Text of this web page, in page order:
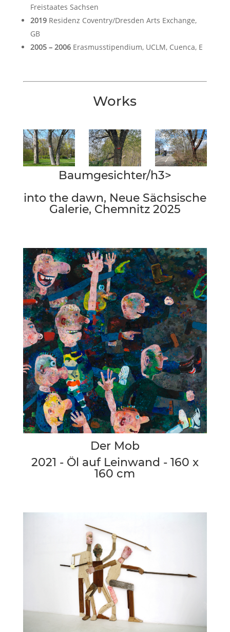
Freistaates Sachsen
2019Residenz Coventry/Dresden Arts Exchange,
GB
2005 – 2006Erasmusstipendium, UCLM, Cuenca, E
Works
Baumgesichter/h3>
into the dawn, Neue Sächsische
Galerie, Chemnitz 2025
Der Mob
2021 - Öl auf Leinwand - 160 x
160 cm